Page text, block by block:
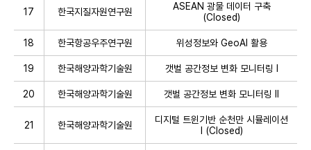
17 한국지질자원연구원
ASEAN 광물 데이터 구축
(Closed)
18 한국항공우주연구원 위성정보와 GeoAI 활용
19 한국해양과학기술원 갯벌 공간정보 변화 모니터링 I
20 한국해양과학기술원 갯벌 공간정보 변화 모니터링 II
21 한국해양과학기술원
디지털 트윈기반 순천만 시뮬레이션
I (Closed)